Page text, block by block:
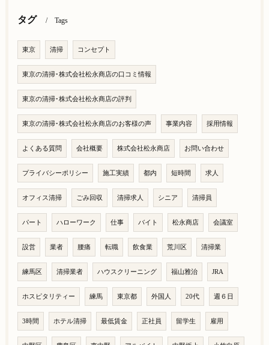
タグ Tags
東京 清掃 コンセプト
東京の清掃･株式会社松永商店の口コミ情報
東京の清掃･株式会社松永商店の評判
東京の清掃･株式会社松永商店のお客様の声 事業内容 採用情報
よくある質問 会社概要 株式会社松永商店 お問い合わせ
プライバシーポリシー 施工実績 都内 短時間 求人
オフィス清掃 ごみ回収 清掃求人 シニア 清掃員
パート ハローワーク 仕事 バイト 松永商店 会議室
設営 業者 腰痛 転職 飲食業 荒川区 清掃業
練馬区 清掃業者 ハウスクリーニング 福山雅治 JRA
ホスピタリティー 練馬 東京都 外国人 20代 週６日
3時間 ホテル清掃 最低賃金 正社員 留学生 雇用